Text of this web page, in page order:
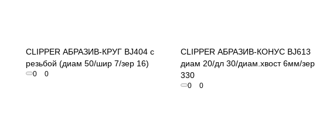
CLIPPER АБРАЗИВ-КРУГ BJ404 с
резьбой (диам 50/шир 7/зер 16)
0 0
CLIPPER АБРАЗИВ-КОНУС BJ613
диам 20/дл 30/диам.хвост 6мм/зер
330
0 0